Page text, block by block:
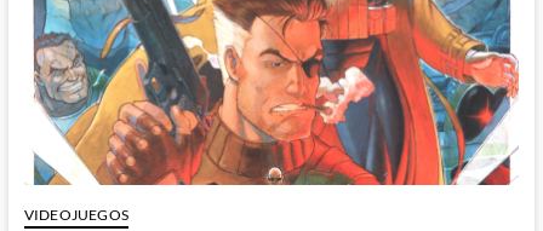
a
Grant
VIDEOJUEGOS